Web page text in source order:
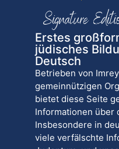
Erstes
jüdisches
Deutsch
Betrieben von
gemeinnützigen
bietet diese Seite
Informationen über
Insbesondere in
viele verfälschte